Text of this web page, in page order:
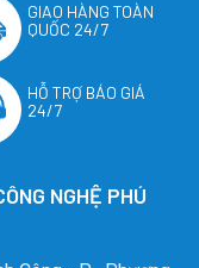
GIAO HÀNG TOÀN
QUỐC 24/7
HỖ TRỢ BÁO GIÁ
24/7
NGHỆ PHÚ